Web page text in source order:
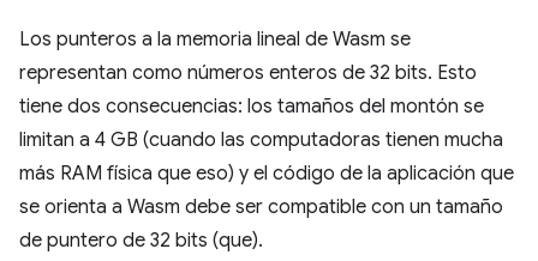
Los punteros a la memoria lineal de Wasm se
representan como números enteros de 32 bits. Esto
tiene dos consecuencias: los tamaños del montón se
limitan a 4 GB (cuando las computadoras tienen mucha
más RAM física que eso) y el código de la aplicación que
se orienta a Wasm debe ser compatible con un tamaño
de puntero de 32 bits (que).